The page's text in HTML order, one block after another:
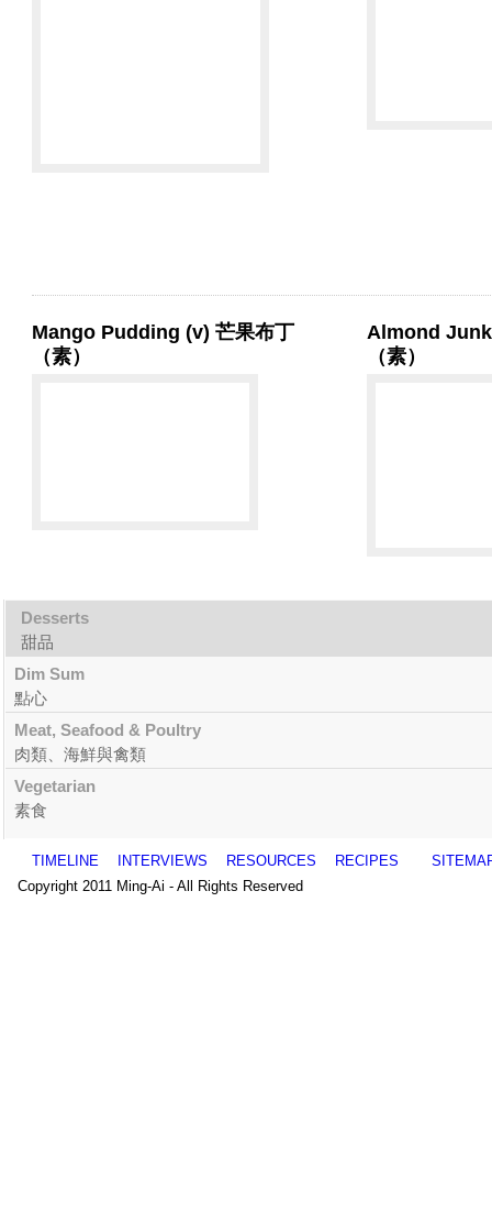
Mango Pudding (v) 芒果布丁
（素）
Almond
（素）
Desserts
甜品
Dim Sum
點心
Meat, Seafood & Poultry
肉類、海鮮與禽類
Vegetarian
素食
TIMELINE INTERVIEWS RESOURCES RECIPES
Copyright 2011 Ming-Ai - All Rights Reserved